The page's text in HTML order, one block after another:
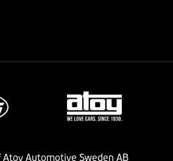
Atoy Automotive Sweden AB